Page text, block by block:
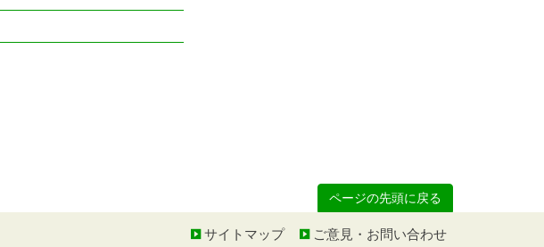
ページの先頭に戻る
サイトマップ ご意見・お問い合わせ